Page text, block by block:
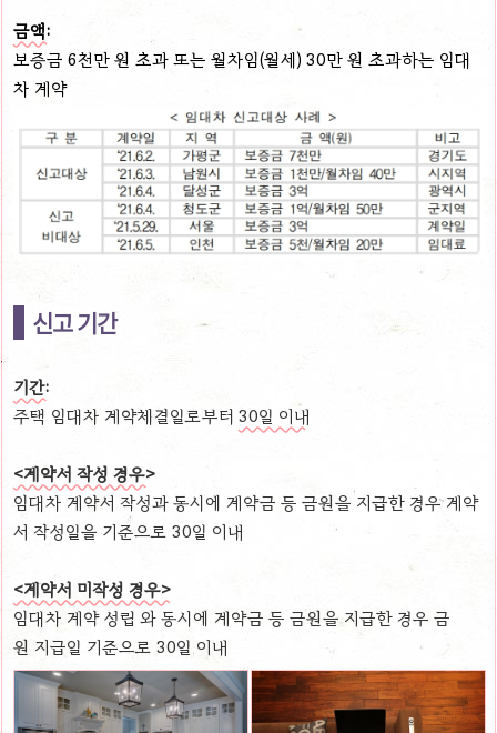
금액:
보증금 6천만 원 초과 또는 월차임(월세) 30만 원 초과하는 임대
차 계약
신고 기간
기간:
주택 임대차 계약체결일로부터 30일 이내
<계약서 작성 경우>
임대차 계약서 작성과 동시에 계약금 등 금원을 지급한 경우 계약
서 작성일을 기준으로 30일 이내
<계약서 미작성 경우>
임대차 계약 성립 와 동시에 계약금 등 금원을 지급한 경우 금
원 지급일 기준으로 30일 이내